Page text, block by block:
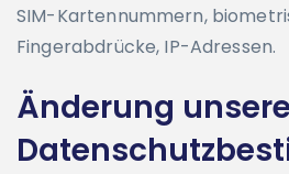
SIM-Kartennummern,
Fingerabdrücke, IP-Adressen.
Änderung